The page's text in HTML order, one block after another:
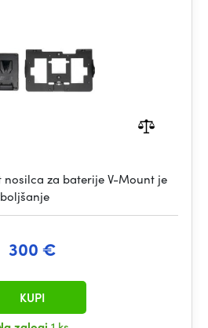
za baterije V-Mount je
300 €
KUPI